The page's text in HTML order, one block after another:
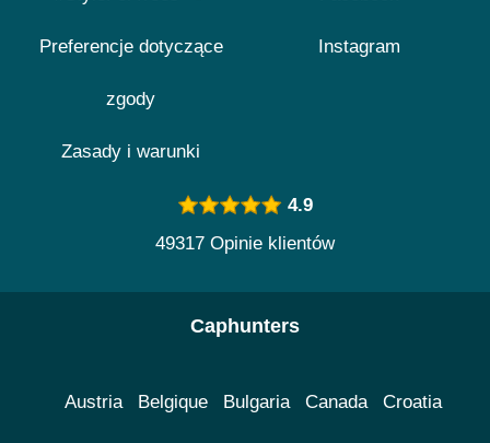
Preferencje dotyczące
zgody
Zasady i warunki
Instagram
4.9
49317 Opinie klientów
Caphunters
Austria Belgique Bulgaria Canada Croatia